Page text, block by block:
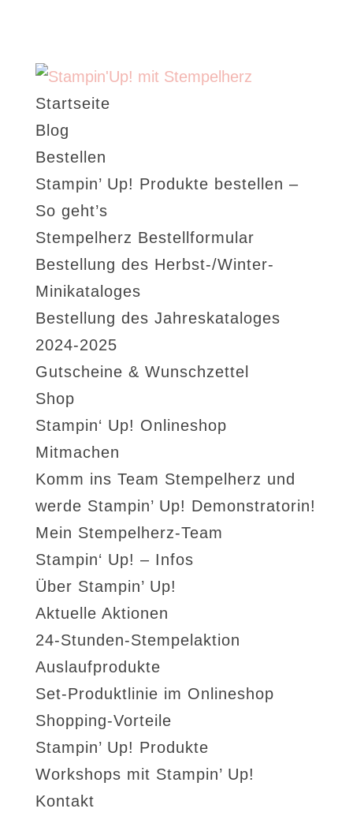
Startseite
Blog
Bestellen
Stampin’ Up! Produkte bestellen –
So geht’s
Stempelherz Bestellformular
Bestellung des Herbst-/Winter-
Minikataloges
Bestellung des Jahreskataloges
2024-2025
Gutscheine & Wunschzettel
Shop
Stampin‘ Up! Onlineshop
Mitmachen
Komm ins Team Stempelherz und
werde Stampin’ Up! Demonstratorin!
Mein Stempelherz-Team
Stampin‘ Up! – Infos
Über Stampin’ Up!
Aktuelle Aktionen
24-Stunden-Stempelaktion
Auslaufprodukte
Set-Produktlinie im Onlineshop
Shopping-Vorteile
Stampin’ Up! Produkte
Workshops mit Stampin’ Up!
Kontakt